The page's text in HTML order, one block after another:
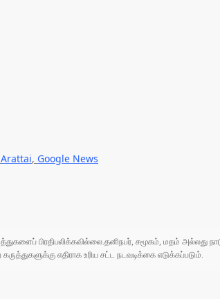
Arattai, Google News
பிரதிபலிக்கவில்லை.தனிநபர், சமூகம், மதம் அல்லது
எதிராக உரிய சட்ட நடவடிக்கை எடுக்கப்படும்.